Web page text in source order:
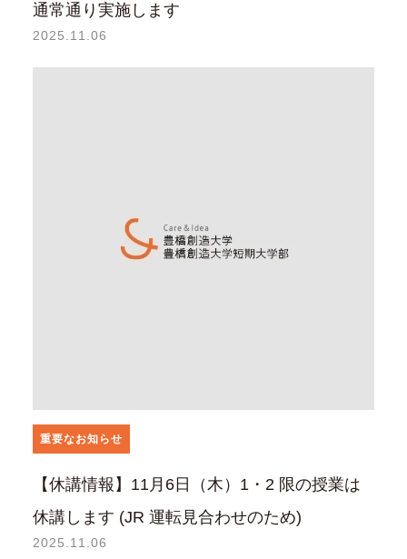
通常通り実施します
2025.11.06
重要なお知らせ
【休講情報】11月6日（木）1・2 限の授業は
休講します (JR 運転見合わせのため)
2025.11.06